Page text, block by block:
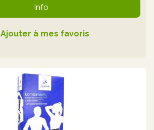
Info
Ajouter à mes favoris